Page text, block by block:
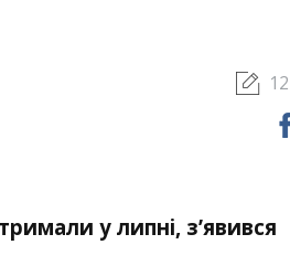
у липні, з’явився